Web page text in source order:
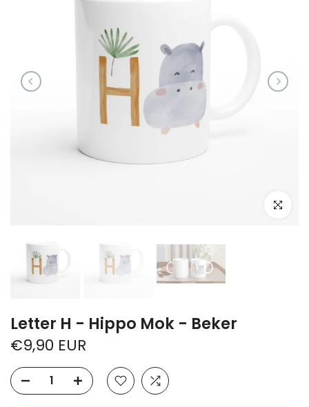
Klik om
Letter H - Hippo Mok - Beker
€9,90 EUR